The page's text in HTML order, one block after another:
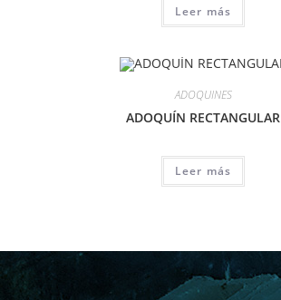
Leer más
ADOQUINES
ADOQUÍN RECTANGULAR
Leer más